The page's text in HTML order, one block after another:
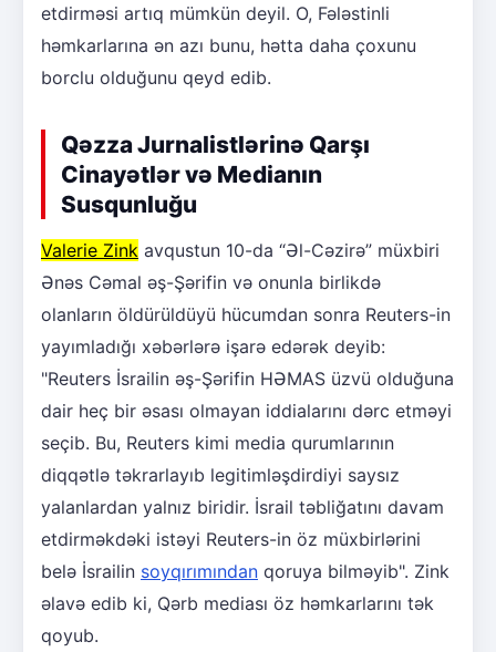
etdirməsi artıq mümkün deyil. O, Fələstinli
həmkarlarına ən azı bunu, hətta daha çoxunu
borclu olduğunu qeyd edib.
Qəzza Jurnalistlərinə Qarşı
Cinayətlər və Medianın
Susqunluğu
Valerie Zink avqustun 10-da “Əl-Cəzirə” müxbiri
Ənəs Cəmal əş-Şərifin və onunla birlikdə
olanların öldürüldüyü hücumdan sonra Reuters-in
yayımladığı xəbərlərə işarə edərək deyib:
"Reuters İsrailin əş-Şərifin HƏMAS üzvü olduğuna
dair heç bir əsası olmayan iddialarını dərc etməyi
seçib. Bu, Reuters kimi media qurumlarının
diqqətlə təkrarlayıb legitimləşdirdiyi saysız
yalanlardan yalnız biridir. İsrail təbliğatını davam
etdirməkdəki istəyi Reuters-in öz müxbirlərini
belə İsrailin soyqırımından qoruya bilməyib". Zink
əlavə edib ki, Qərb mediası öz həmkarlarını tək
qoyub.